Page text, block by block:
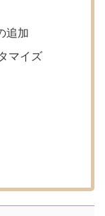
追加
マイズ